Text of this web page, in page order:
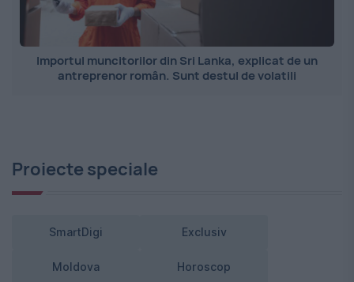
Importul muncitorilor din Sri Lanka, explicat de un
antreprenor român. Sunt destul de volatili
Proiecte speciale
SmartDigi Exclusiv
Moldova Horoscop